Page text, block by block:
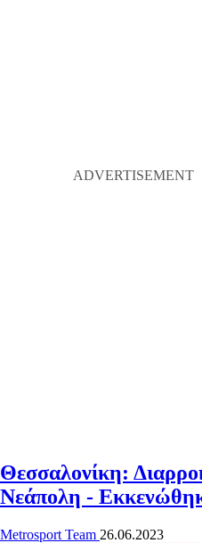
Θεσσαλονίκη:
Νεάπολη -
Metrosport Team 26.06.2023